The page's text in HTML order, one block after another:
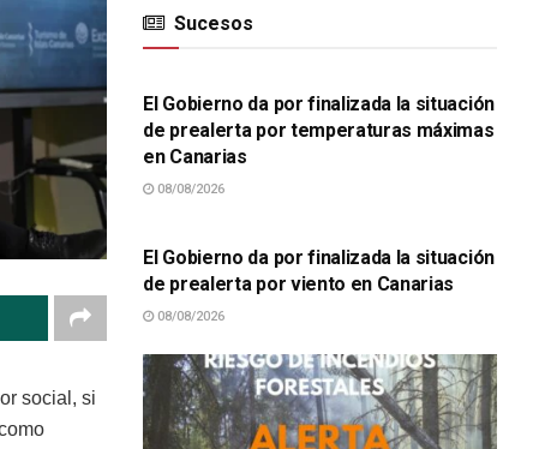
social, si
Sucesos
SUCESOS
El Gobierno da por finalizada la situación
de prealerta por temperaturas máximas
en Canarias
08/08/2026
El Gobierno da por finalizada la situación
de prealerta por viento en Canarias
08/08/2026